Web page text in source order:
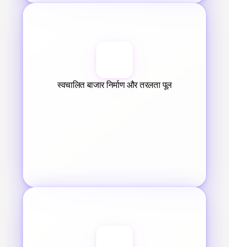
स्वचालित बाजार निर्माण और तरलता पूल